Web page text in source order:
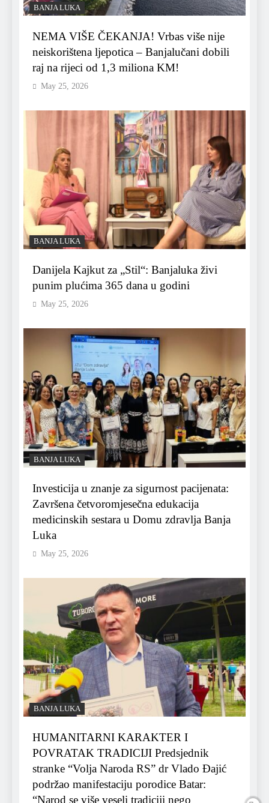
BANJA LUKA
NEMA VIŠE ČEKANJA! Vrbas više nije
neiskorištena ljepotica – Banjalučani dobili
raj na rijeci od 1,3 miliona KM!
May 25, 2026
BANJA LUKA
Danijela Kajkut za „Stil“: Banjaluka živi
punim plućima 365 dana u godini
May 25, 2026
BANJA LUKA
Investicija u znanje za sigurnost pacijenata:
Završena četvoromjesečna edukacija
medicinskih sestara u Domu zdravlja Banja
Luka
May 25, 2026
BANJA LUKA
HUMANITARNI KARAKTER I
POVRATAK TRADICIJI Predsjednik
stranke “Volja Naroda RS” dr Vlado Đajić
podržao manifestaciju porodice Batar:
“Narod se više veseli tradiciji nego